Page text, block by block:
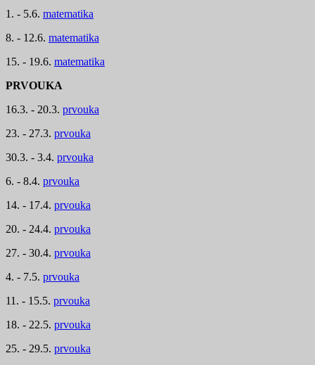
1. - 5.6. matematika
8. - 12.6. matematika
15. - 19.6. matematika
PRVOUKA
16.3. - 20.3. prvouka
23. - 27.3. prvouka
30.3. - 3.4. prvouka
6. - 8.4. prvouka
14. - 17.4. prvouka
20. - 24.4. prvouka
27. - 30.4. prvouka
4. - 7.5. prvouka
11. - 15.5. prvouka
18. - 22.5. prvouka
25. - 29.5. prvouka